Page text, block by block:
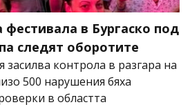
в Бургаско под
следят оборотите
засилва контрола в разгара на
500 нарушения бяха
в областта